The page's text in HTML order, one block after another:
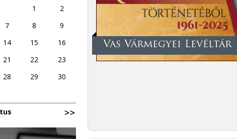
Vas Vármegyei Levéltár
1
2
7 8
9
14 15
16
21 22
23
28 29
30